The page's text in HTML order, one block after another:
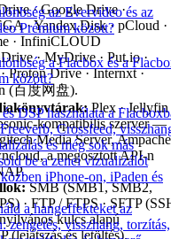
az Evervideo és az
Prémium között?
a Flacbox és a
között?
DSP használata a
Crossfeed,
és még sok más
be a zenei vizualizálót
iPhone-on, iPaden és
a hangeffekteket az
zengetés, visszhang, torzítás,
· Google Drive ·
· Yandex.Disk · pCloud ·
· InfiniCLOUD
· MyDrive · Put.io ·
Proton Drive · Internxt ·
(百度网盘).
Plex · Jellyfin
kompatibilis szerver —
Media Server,
a megosztott API-n
SMB (SMB1, SMB2,
· FTP / FTPS · SFTP
kulcs alapú
(lejátszás és letöltés).